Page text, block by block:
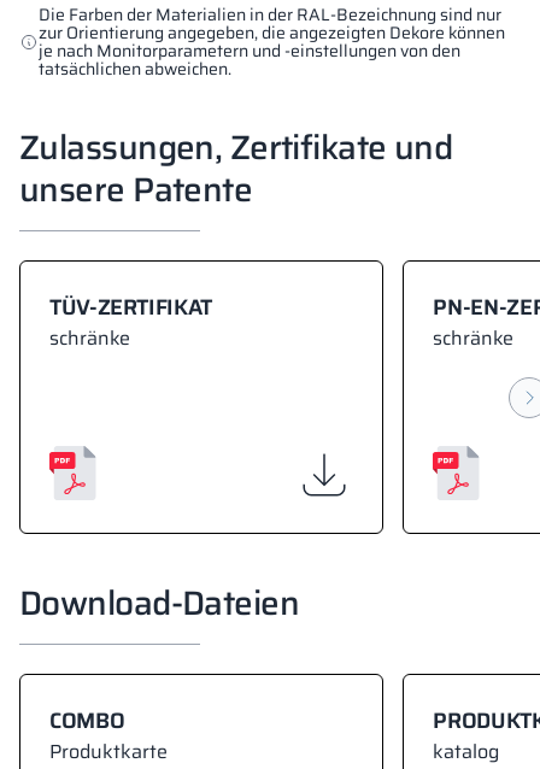
Die Farben der Materialien in der RAL-Bezeichnung sind nur
zur Orientierung angegeben, die angezeigten Dekore können
je nach Monitorparametern und -einstellungen von den
tatsächlichen abweichen.
Zulassungen, Zertifikate und
unsere Patente
TÜV-ZERTIFIKAT
schränke
PN-EN-
schränke
Download-Dateien
COMBO
Produktkarte katalog